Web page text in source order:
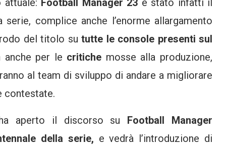
Football Manager 23 è stato infatti il
complice anche l’enorme allargamento
del titolo sututte le console presenti sul
anche per le critiche mosse alla produzione,
al team di sviluppo di andare a migliorare
contestate.
aperto il discorso su Football Manager
della serie, e vedrà l’introduzione di